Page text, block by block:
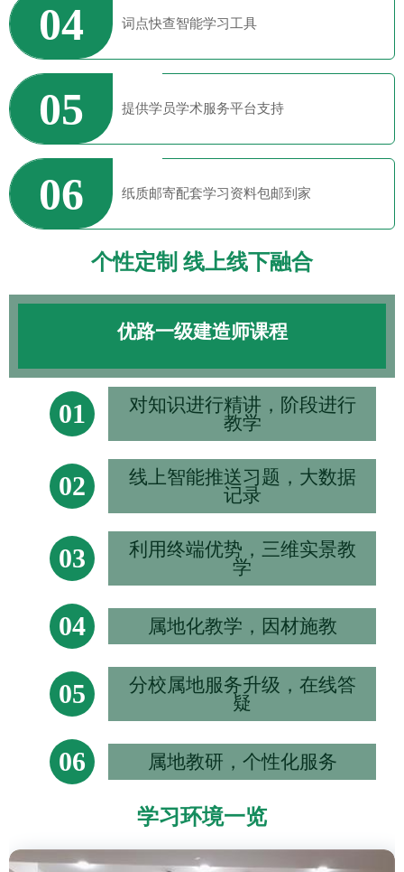
04 词点快查智能学习工具
05 提供学员学术服务平台支持
06 纸质邮寄配套学习资料包邮到家
个性定制 线上线下融合
优路一级建造师课程
对知识进行精讲，阶段进行
教学
01
02
线上智能推送习题，大数据
记录
利用终端优势，三维实景教
学
03
04 属地化教学，因材施教
分校属地服务升级，在线答
疑
05
06 属地教研，个性化服务
学习环境一览